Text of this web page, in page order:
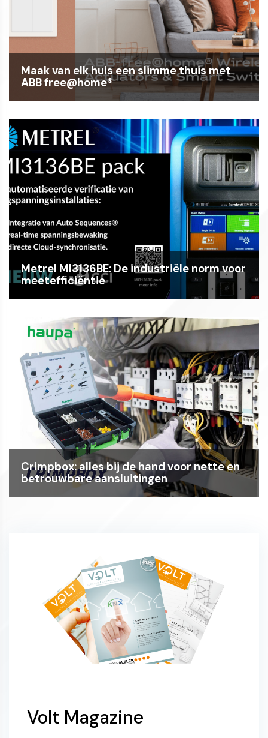
Maak van elk huis een slimme thuis met
ABB free@home®
Metrel MI3136BE: De industriële norm voor
meetefficiëntie
Crimpbox: alles bij de hand voor nette en
betrouwbare aansluitingen
Volt Magazine